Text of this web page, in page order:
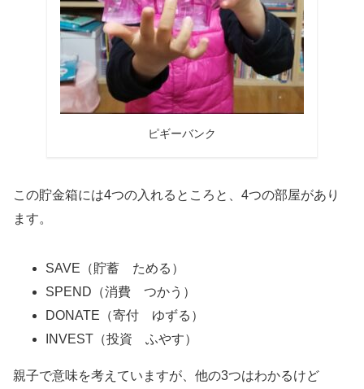
ピギーバンク
この貯金箱には4つの入れるところと、4つの部屋があり
ます。
SAVE（貯蓄 ためる）
SPEND（消費 つかう）
DONATE（寄付 ゆずる）
INVEST（投資 ふやす）
親子で意味を考えていますが、他の3つはわかるけど